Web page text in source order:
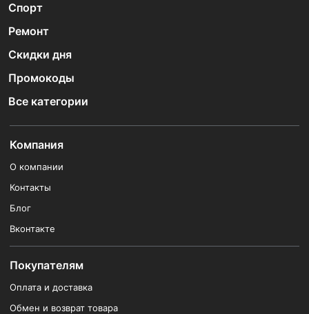
Спорт
Ремонт
Скидки дня
Промокоды
Все категории
Компания
О компании
Контакты
Блог
Вконтакте
Покупателям
Оплата и доставка
Обмен и возврат товара